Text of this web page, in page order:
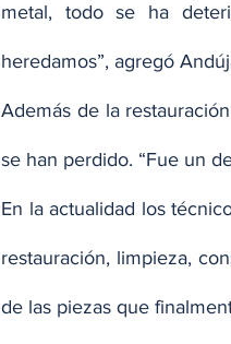
metal, todo se ha
heredamos”, agregó
Además de la
se han perdido. “Fue un
En la actualidad los
restauración, limpieza,
de las piezas que